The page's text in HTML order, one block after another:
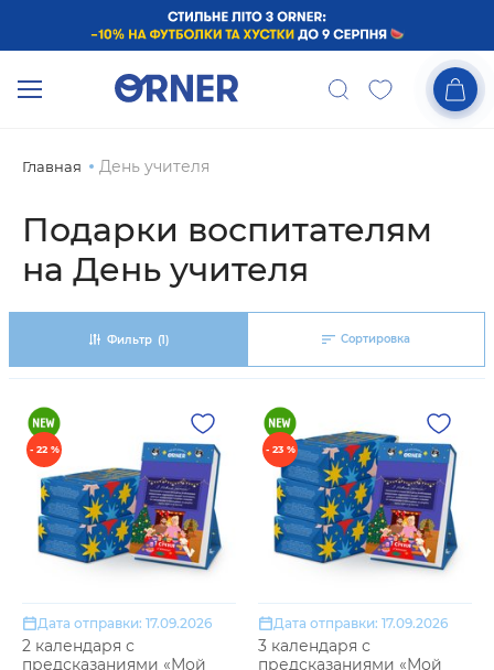
Главная День учителя
Подарки воспитателям
на День учителя
Фильтр (1) Сортировка
- 22 %
Дата отправки: 17.09.2026
2 календаря с
предсказаниями «Мой
- 23 %
Дата отправки: 17.09.2026
3 календаря с
предсказаниями «Мой